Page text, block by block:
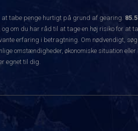
at tabe penge hurtigt på grund af gearing.
om du har råd til at tage en høj risiko for at
erfaring i betragtning. Om nødvendigt,
omstændigheder, økonomiske situation eller
egnet til dig.